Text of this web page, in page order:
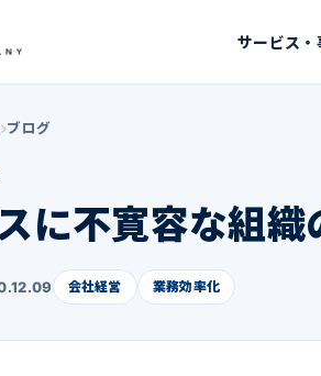
サービス・
ブログ
に不寛容な組織
会社経営 業務効率化